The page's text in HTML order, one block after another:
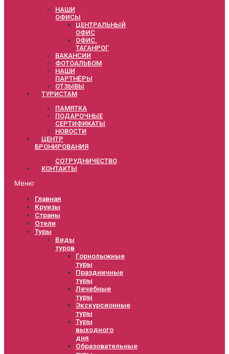
НАШИ
ОФИСЫ
ЦЕНТРАЛЬНЫЙ
ОФИС
ОФИС.
ТАГАНРОГ
ВАКАНСИИ
ФОТОАЛЬБОМ
НАШИ
ПАРТНЁРЫ
ОТЗЫВЫ
ТУРИСТАМ
ПАМЯТКА
ПОДАРОЧНЫЕ
СЕРТИФИКАТЫ
НОВОСТИ
ЦЕНТР
БРОНИРОВАНИЯ
СОТРУДНИЧЕСТВО
КОНТАКТЫ
Меню
Главная
Круизы
Страны
Отели
Туры
Виды
туров
Горнолыжные
туры
Праздничные
туры
Лечебные
туры
Экскурсионные
туры
Туры
выходного
дня
Образовательные